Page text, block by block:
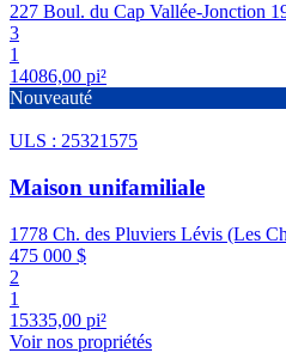
227 Boul. du Cap Vallée-Jonction
3
1
14086,00 pi²
Nouveauté
ULS : 25321575
Maison unifamiliale
1778 Ch. des Pluviers Lévis (Les
475 000 $
2
1
15335,00 pi²
Voir nos propriétés